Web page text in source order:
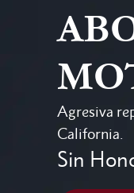
Agresiva
California.
Sin